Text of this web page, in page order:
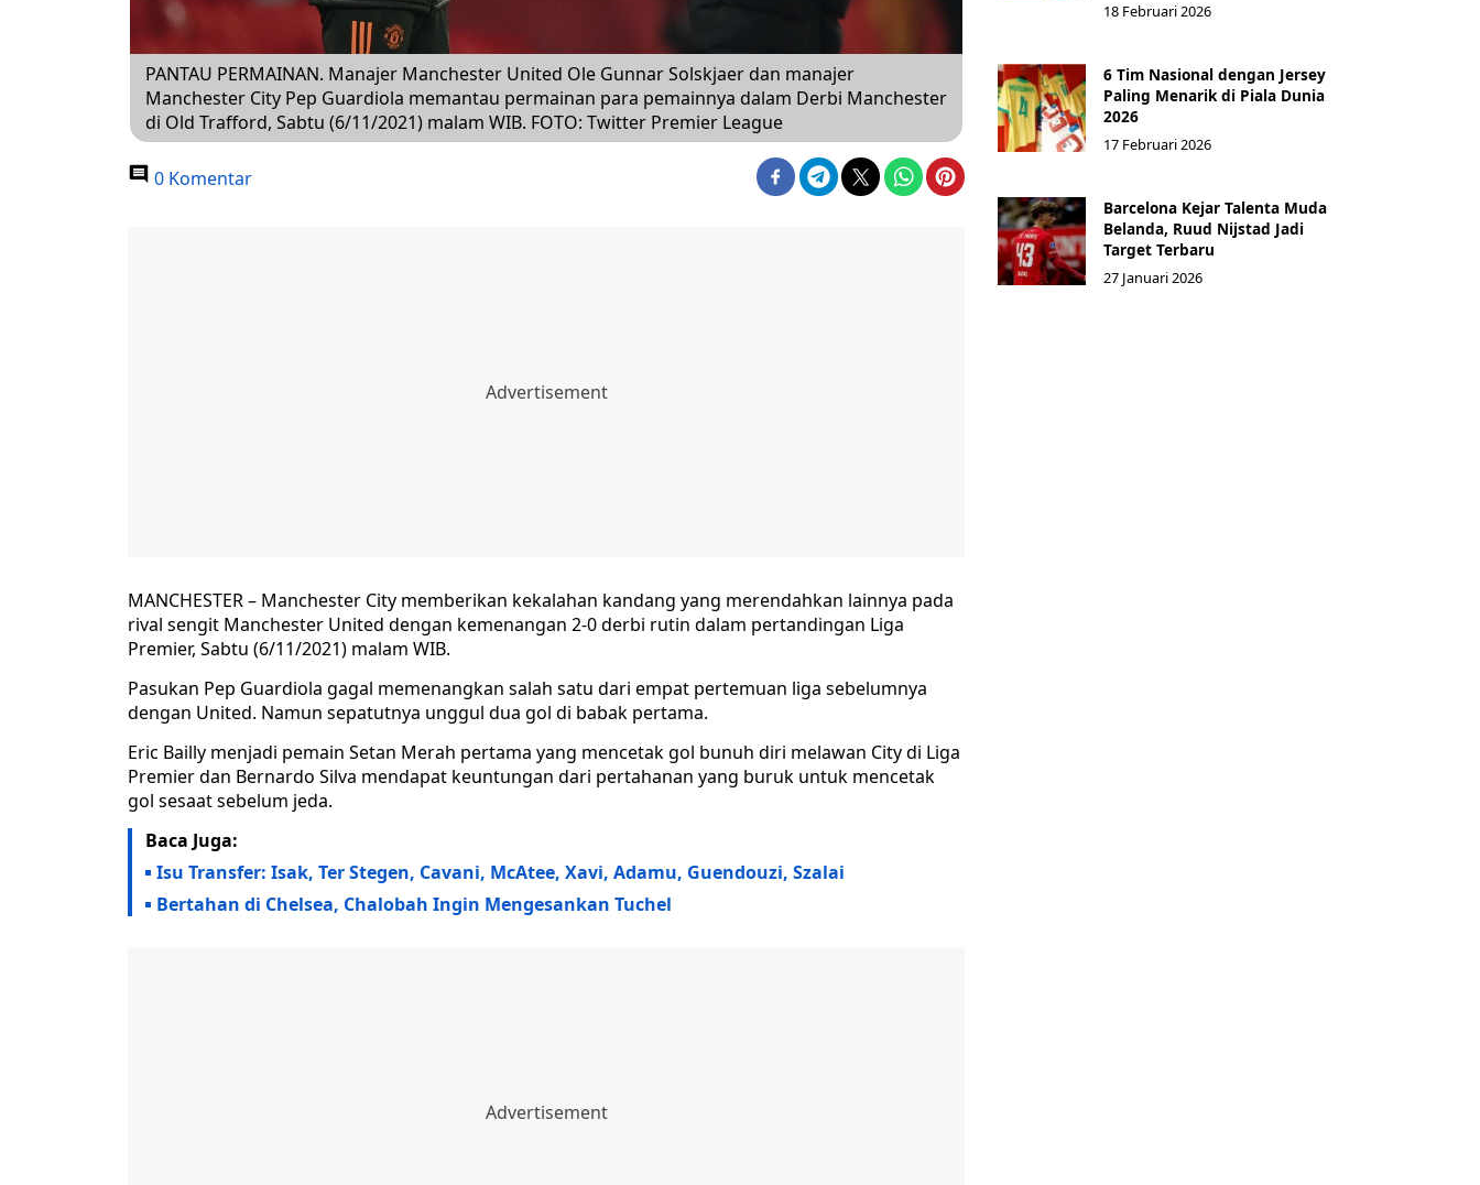
PANTAU PERMAINAN. Manajer Manchester United Ole Gunnar Solskjaer dan manajer
Manchester City Pep Guardiola memantau permainan para pemainnya dalam Derbi Manchester
di Old Trafford, Sabtu (6/11/2021) malam WIB. FOTO: Twitter Premier League
0 Komentar
MANCHESTER – Manchester City memberikan kekalahan kandang yang merendahkan lainnya pada
rival sengit Manchester United dengan kemenangan 2-0 derbi rutin dalam pertandingan Liga
Premier, Sabtu (6/11/2021) malam WIB.
Pasukan Pep Guardiola gagal memenangkan salah satu dari empat pertemuan liga sebelumnya
dengan United. Namun sepatutnya unggul dua gol di babak pertama.
Eric Bailly menjadi pemain Setan Merah pertama yang mencetak gol bunuh diri melawan City di Liga
Premier dan Bernardo Silva mendapat keuntungan dari pertahanan yang buruk untuk mencetak
gol sesaat sebelum jeda.
Baca Juga:
Isu Transfer: Isak, Ter Stegen, Cavani, McAtee, Xavi, Adamu, Guendouzi, Szalai
Bertahan di Chelsea, Chalobah Ingin Mengesankan Tuchel
18 Februari 2026
6 Tim Nasional dengan Jersey
Paling Menarik di Piala Dunia
2026
17 Februari 2026
Barcelona Kejar Talenta Muda
Belanda, Ruud Nijstad Jadi
Target Terbaru
27 Januari 2026